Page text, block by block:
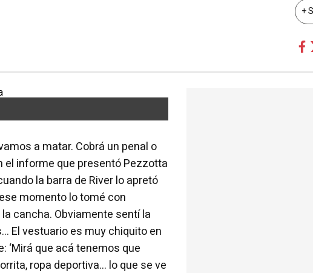
+
a matar. Cobrá un penal o
el informe que presentó Pezzotta
la barra de River lo apretó
momento lo tomé con
cancha. Obviamente sentí la
El vestuario es muy chiquito en
‘Mirá que acá tenemos que
ropa deportiva... lo que se ve